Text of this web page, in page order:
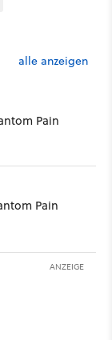
alle anzeigen
Pain
Pain
ANZEIGE